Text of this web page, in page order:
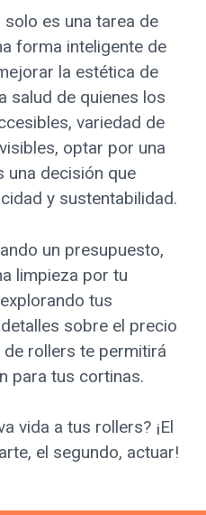
solo es una tarea de
forma inteligente de
la estética de
salud de quienes los
variedad de
optar por una
una decisión que
y sustentabilidad.
un presupuesto,
limpieza por tu
tus
sobre el precio
rollers te permitirá
para tus cortinas.
vida a tus rollers? ¡El
el segundo, actuar!